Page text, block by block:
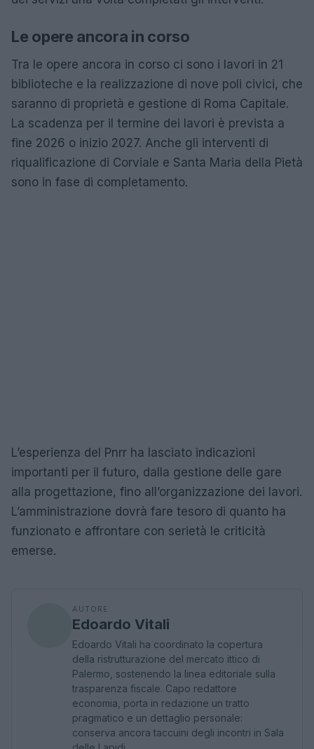
Le opere ancora in corso
Tra le opere ancora in corso ci sono i lavori in 21
biblioteche e la realizzazione di nove poli civici, che
saranno di proprietà e gestione di Roma Capitale.
La scadenza per il termine dei lavori è prevista a
fine 2026 o inizio 2027. Anche gli interventi di
riqualificazione di Corviale e Santa Maria della Pietà
sono in fase di completamento.
L’esperienza del Pnrr ha lasciato indicazioni
importanti per il futuro, dalla gestione delle gare
alla progettazione, fino all’organizzazione dei lavori.
L’amministrazione dovrà fare tesoro di quanto ha
funzionato e affrontare con serietà le criticità
emerse.
AUTORE
Edoardo Vitali
Edoardo Vitali ha coordinato la copertura
della ristrutturazione del mercato ittico di
Palermo, sostenendo la linea editoriale sulla
trasparenza fiscale. Capo redattore
economia, porta in redazione un tratto
pragmatico e un dettaglio personale:
conserva ancora taccuini degli incontri in Sala